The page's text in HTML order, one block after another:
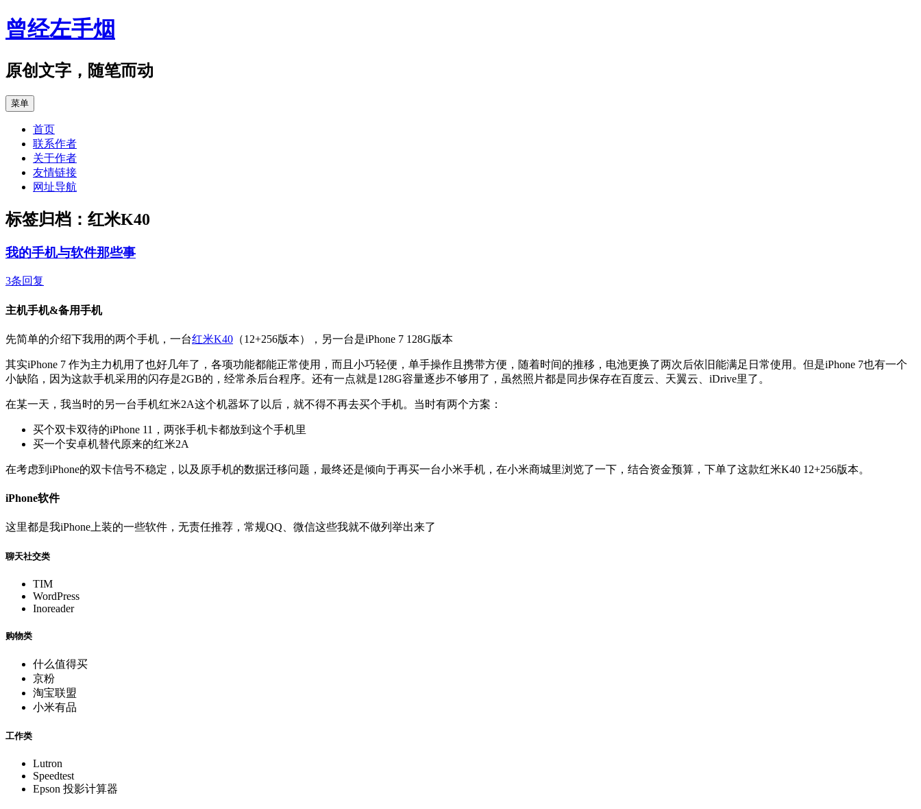
跳
至
文
曾经左手烟
原创文字，随笔而动
菜单
首页
联系作者
关于作者
友情链接
网址导航
标签归档： 红米K40
我的手机与软件那些事
3条回复
主机手机&备用手机
先简单的介绍下我用的两个手机，一台红米K40 （12+256版本），另一台是iPhone 7 128G版本
其实iPhone 7 作为主力机用了也好几年了，各项功能都能正常使用，而且小巧轻便，单手操作且携带方便，随着时间的推移，电池更换了两次后依旧能满足日常使用。但是iPhone 7也有一个
小缺陷，因为这款手机采用的闪存是2GB的，经常杀后台程序。还有一点就是128G容量逐步不够用了，虽然照片都是同步保存在百度云、天翼云、iDrive里了。
在某一天，我当时的另一台手机红米2A这个机器坏了以后，就不得不再去买个手机。当时有两个方案：
买个双卡双待的iPhone 11，两张手机卡都放到这个手机里
买一个安卓机替代原来的红米2A
在考虑到iPhone的双卡信号不稳定，以及原手机的数据迁移问题，最终还是倾向于再买一台小米手机，在小米商城里浏览了一下，结合资金预算，下单了这款红米K40 12+256版本。
iPhone软件
这里都是我iPhone上装的一些软件，无责任推荐，常规QQ、微信这些我就不做列举出来了
聊天社交类
TIM
WordPress
Inoreader
购物类
什么值得买
京粉
淘宝联盟
小米有品
工作类
Lutron
Speedtest
Epson 投影计算器